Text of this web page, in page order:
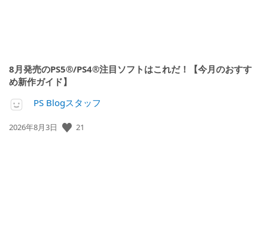
8月発売のPS5®/PS4®注目ソフトはこれだ！【今月のおすす
め新作ガイド】
PS Blogスタッフ
公
2026年8月3日 21